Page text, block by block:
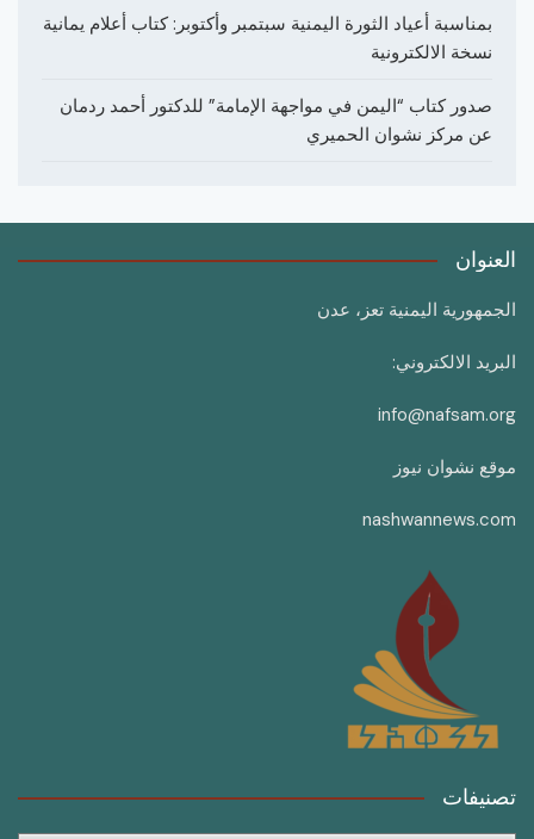
بمناسبة أعياد الثورة اليمنية سبتمبر وأكتوبر: كتاب أعلام يمانية
نسخة الالكترونية
صدور كتاب “اليمن في مواجهة الإمامة” للدكتور أحمد ردمان
عن مركز نشوان الحميري
العنوان
الجمهورية اليمنية تعز، عدن
البريد الالكتروني:
info@nafsam.org
موقع نشوان نيوز
nashwannews.com
تصنيفات